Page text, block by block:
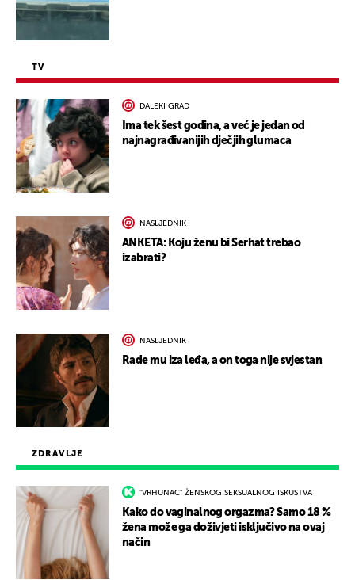
ZDRAVLJE
"VRHUNAC" ŽENSKOG SEKSUALNOG ISKUSTVA
Kako do vaginalnog orgazma? Samo 18 %
žena može ga doživjeti isključivo na ovaj
način
TV
DALEKI GRAD
Ima tek šest godina, a već je jedan od
najnagrađivanijih dječjih glumaca
NASLJEDNIK
ANKETA: Koju ženu bi Serhat trebao
izabrati?
NASLJEDNIK
Rade mu iza leđa, a on toga nije svjestan